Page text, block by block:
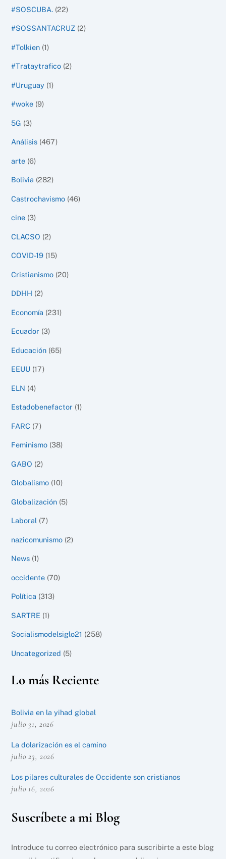
#SOSCUBA. (22)
#SOSSANTACRUZ (2)
#Tolkien (1)
#Trataytrafico (2)
#Uruguay (1)
#woke (9)
5G (3)
Análisis (467)
arte (6)
Bolivia (282)
Castrochavismo (46)
cine (3)
CLACSO (2)
COVID-19 (15)
Cristianismo (20)
DDHH (2)
Economía (231)
Ecuador (3)
Educación (65)
EEUU (17)
ELN (4)
Estadobenefactor (1)
FARC (7)
Feminismo (38)
GABO (2)
Globalismo (10)
Globalización (5)
Laboral (7)
nazicomunismo (2)
News (1)
occidente (70)
Política (313)
SARTRE (1)
Socialismodelsiglo21 (258)
Uncategorized (5)
Lo más Reciente
Bolivia en la yihad global
julio 31, 2026
La dolarización es el camino
julio 23, 2026
Los pilares culturales de Occidente son cristianos
julio 16, 2026
Suscríbete a mi Blog
Introduce tu correo electrónico para suscribirte a este blog